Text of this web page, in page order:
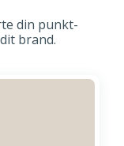
din punkt-
brand.